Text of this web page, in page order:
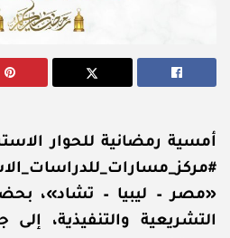
أمسية رمضانية للحوار
«مصر – ليبيا – تشاد»،
التشريعية والتنفيذية،